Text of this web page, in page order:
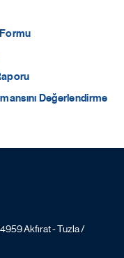
Değerlendirme
Akfırat - Tuzla /